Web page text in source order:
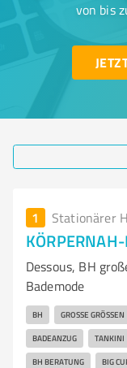
von bis
1 Stationärer
Dessous, BH
Bademode
BH GROSSE GRÖSSEN
BADEANZUG TANKINI
BH BERATUNG BIG